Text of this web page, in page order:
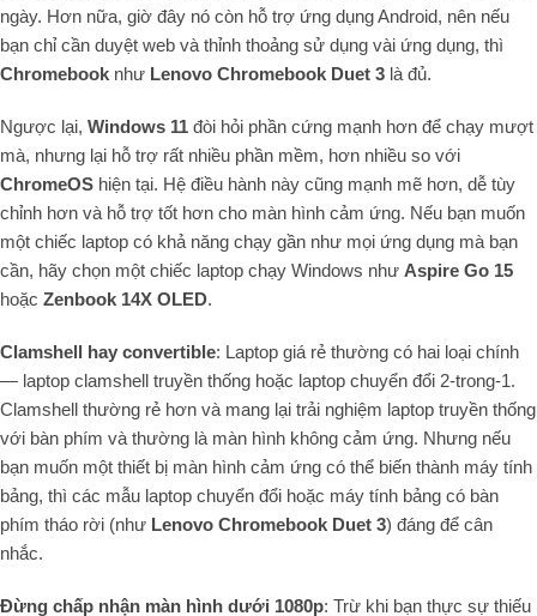
ngày. Hơn nữa, giờ đây nó còn hỗ trợ ứng dụng Android, nên nếu
bạn chỉ cần duyệt web và thỉnh thoảng sử dụng vài ứng dụng, thì
Chromebook như Lenovo Chromebook Duet 3 là đủ.
Ngược lại, Windows 11 đòi hỏi phần cứng mạnh hơn để chạy mượt
mà, nhưng lại hỗ trợ rất nhiều phần mềm, hơn nhiều so với
ChromeOS hiện tại. Hệ điều hành này cũng mạnh mẽ hơn, dễ tùy
chỉnh hơn và hỗ trợ tốt hơn cho màn hình cảm ứng. Nếu bạn muốn
một chiếc laptop có khả năng chạy gần như mọi ứng dụng mà bạn
cần, hãy chọn một chiếc laptop chạy Windows như Aspire Go 15
hoặc Zenbook 14X OLED.
Clamshell hay convertible: Laptop giá rẻ thường có hai loại chính
— laptop clamshell truyền thống hoặc laptop chuyển đổi 2-trong-1.
Clamshell thường rẻ hơn và mang lại trải nghiệm laptop truyền thống
với bàn phím và thường là màn hình không cảm ứng. Nhưng nếu
bạn muốn một thiết bị màn hình cảm ứng có thể biến thành máy tính
bảng, thì các mẫu laptop chuyển đổi hoặc máy tính bảng có bàn
phím tháo rời (như Lenovo Chromebook Duet 3) đáng để cân
nhắc.
Đừng chấp nhận màn hình dưới 1080p: Trừ khi bạn thực sự thiếu